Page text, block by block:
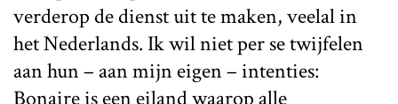
verderop de dienst uit te maken, veelal in
het Nederlands. Ik wil niet per se twijfelen
aan hun – aan mijn eigen – intenties:
Bonaire is een eiland waarop alle